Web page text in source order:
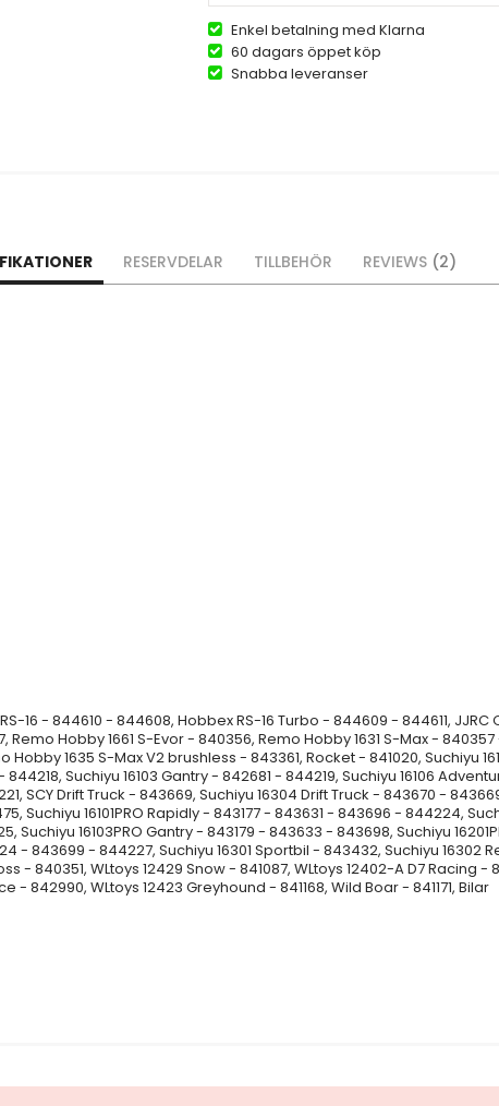
Enkel betalning med Klarna
60 dagars öppet köp
Snabba leveranser
16 - 844610 - 844608, Hobbex RS-16 Turbo - 844609 - 844611, JJRC
Hobby 1661 S-Evor - 840356, Remo Hobby 1631 S-Max -
1635 S-Max V2 brushless - 843361, Rocket - 841020, Suchiyu
Suchiyu 16103 Gantry - 842681 - 844219, Suchiyu 16106
SCY Drift Truck - 843669, Suchiyu 16304 Drift Truck - 843670 -
Suchiyu 16101PRO Rapidly - 843177 - 843631 - 843696 - 844224,
Suchiyu 16103PRO Gantry - 843179 - 843633 - 843698, Suchiyu
- 843699 - 844227, Suchiyu 16301 Sportbil - 843432, Suchiyu 16302
- 840351, WLtoys 12429 Snow - 841087, WLtoys 12402-A D7 Racing -
- 842990, WLtoys 12423 Greyhound - 841168, Wild Boar - 841171, Bilar
RESERVDELAR TILLBEHÖR REVIEWS 2